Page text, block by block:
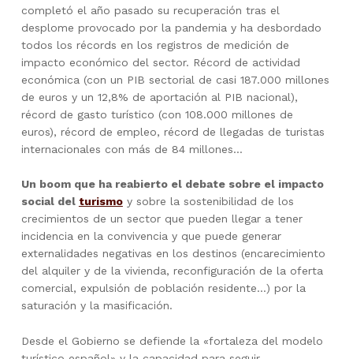
completó el año pasado su recuperación tras el
desplome provocado por la pandemia y ha desbordado
todos los récords en los registros de medición de
impacto económico del sector. Récord de actividad
económica (con un PIB sectorial de casi 187.000 millones
de euros y un 12,8% de aportación al PIB nacional),
récord de gasto turístico (con 108.000 millones de
euros), récord de empleo, récord de llegadas de turistas
internacionales con más de 84 millones…
Un boom que ha reabierto el debate sobre el impacto
social del turismoy sobre la sostenibilidad de los
crecimientos de un sector que pueden llegar a tener
incidencia en la convivencia y que puede generar
externalidades negativas en los destinos (encarecimiento
del alquiler y de la vivienda, reconfiguración de la oferta
comercial, expulsión de población residente…) por la
saturación y la masificación.
Desde el Gobierno se defiende la «fortaleza del modelo